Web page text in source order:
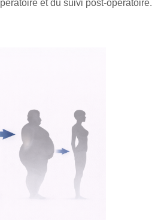
et du suivi post-opératoire.